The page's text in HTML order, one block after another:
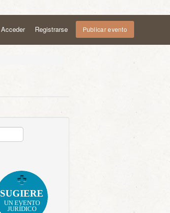
Acceder Registrarse Publicar evento
SUGIERE
UN EVENTO
JURÍDICO